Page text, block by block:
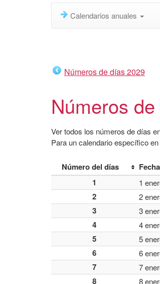
Calendarios anuales
Números de días 2029
Números
Ver todos los números de días
Para un calendario específico
Número del días Fecha
1
1
2 2
3 3
4 4
5 5
6 6
7 7
8 8